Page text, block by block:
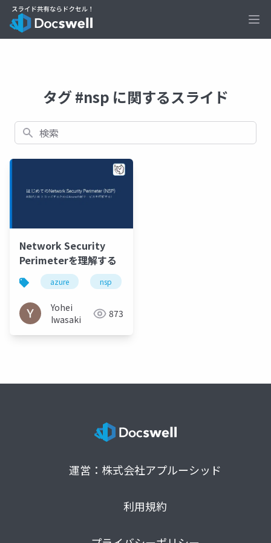
タグ #nsp に関するスライド
検索
Network Security
Perimeterを理解する
azure nsp
Yohei
Iwasaki
873
運営：株式会社アプルーシッド
利用規約